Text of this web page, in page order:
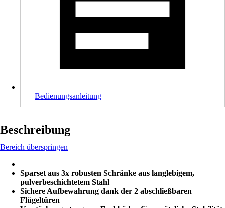
Bedienungsanleitung
Beschreibung
Bereich überspringen
Sparset aus 3x robusten Schränke aus langlebigem,
pulverbeschichtetem Stahl
Sichere Aufbewahrung dank der 2 abschließbaren
Flügeltüren